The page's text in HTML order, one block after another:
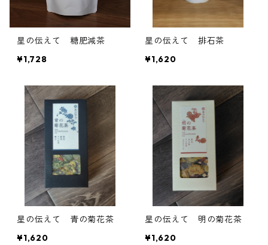
星の伝えて 糖肥減茶
¥1,728
星の伝えて 排石茶
¥1,620
星の伝えて 青の菊花茶
¥1,620
星の伝えて 明の菊花茶
¥1,620